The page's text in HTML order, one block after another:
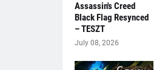
Assassin's Creed
Black Flag Resynced
– TESZT
July 08, 2026